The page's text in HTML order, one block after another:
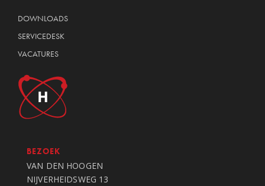
DOWNLOADS
SERVICEDESK
VACATURES
BEZOEK
VAN DEN HOOGEN
NIJVERHEIDSWEG 13